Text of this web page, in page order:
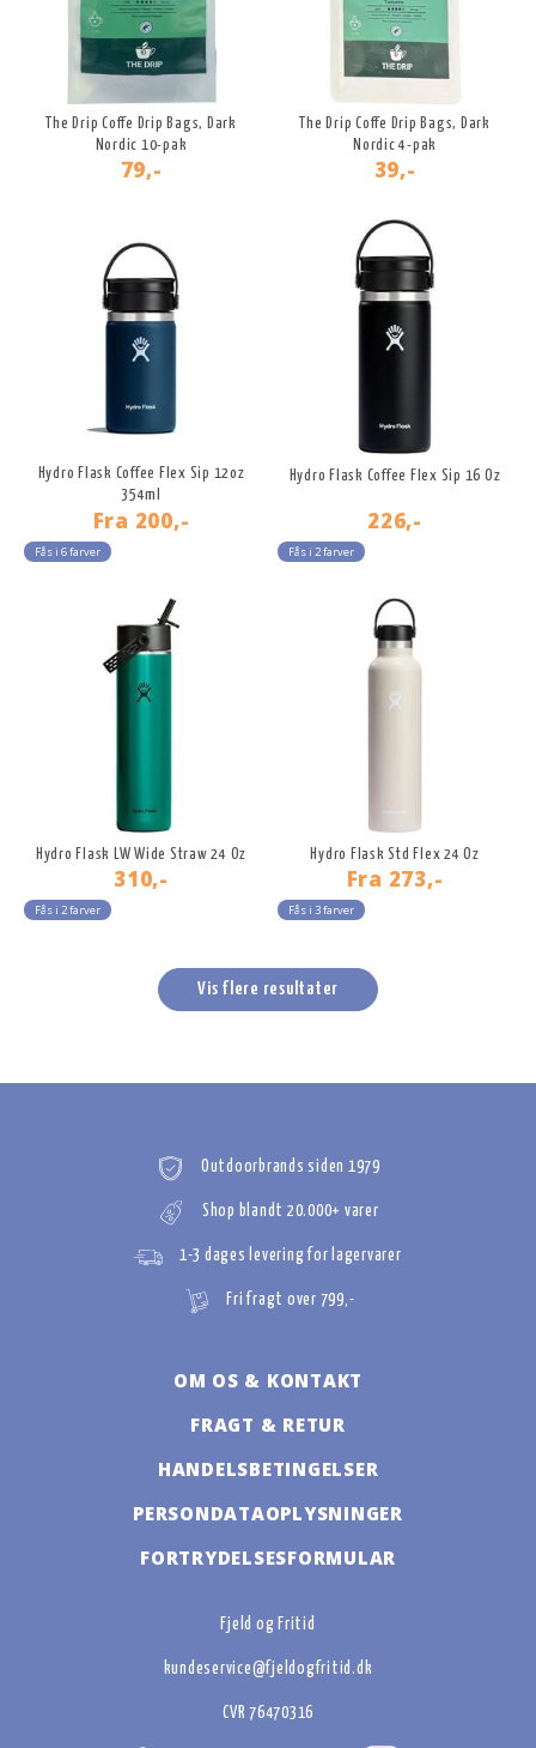
The Drip Coffe Drip Bags, Dark
Nordic 10-pak
79,-
The Drip Coffe Drip Bags, Dark
Nordic 4-pak
39,-
Hydro Flask Coffee Flex Sip 12oz
354ml
Fra 200,-
Fås i 6 farver
Hydro Flask Coffee Flex Sip 16 Oz
226,-
Fås i 2 farver
Hydro Flask LW Wide Straw 24 Oz
310,-
Fås i 2 farver
Hydro Flask Std Flex 24 Oz
Fra 273,-
Fås i 3 farver
Vis flere resultater
Outdoorbrands siden 1979
Shop blandt 20.000+ varer
1-3 dages levering for lagervarer
Fri fragt over 799,-
OM OS & KONTAKT
FRAGT & RETUR
HANDELSBETINGELSER
PERSONDATAOPLYSNINGER
FORTRYDELSESFORMULAR
Fjeld og Fritid
kundeservice@fjeldogfritid.dk
CVR 76470316